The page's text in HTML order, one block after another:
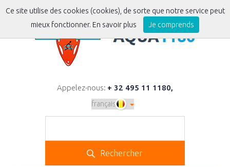
Appelez-nous: + 32 495 11 1180,
Rechercher
Ce site utilise des cookies (cookies), de sorte que notre service peut
mieux fonctionner. En savoir plus Je comprends